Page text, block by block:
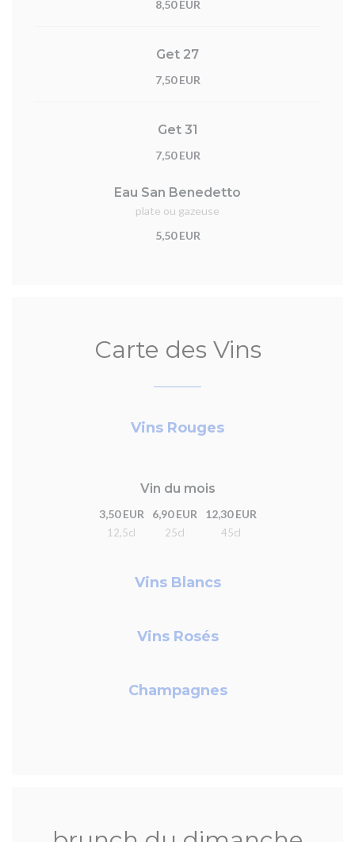
8,50 EUR
Get 27
7,50 EUR
Get 31
7,50 EUR
Eau San Benedetto
plate ou gazeuse
5,50 EUR
Carte des Vins
Vins Rouges
Vin du mois
3,50 EUR
12,5cl
6,90 EUR
25cl
12,30 EUR
45cl
Vins Blancs
Vins Rosés
Champagnes